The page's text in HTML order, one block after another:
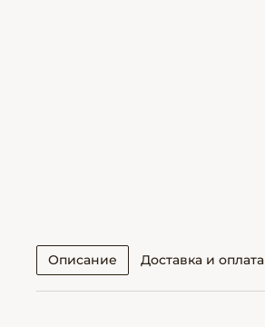
Описание Доставка и оплата